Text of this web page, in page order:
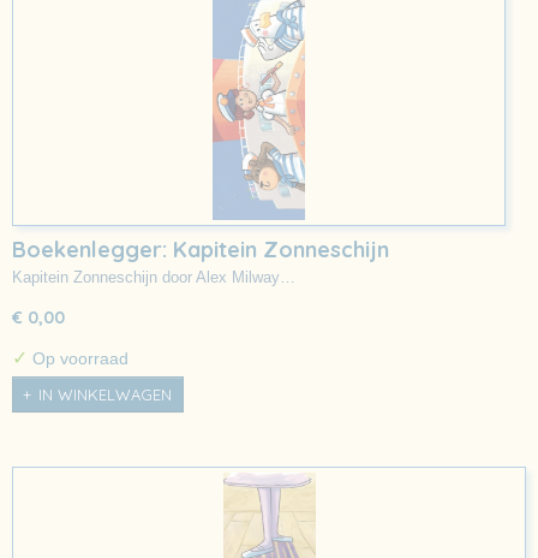
Boekenlegger: Kapitein Zonneschijn
Kapitein Zonneschijn door Alex Milway…
€ 0,00
✓ Op voorraad
IN WINKELWAGEN